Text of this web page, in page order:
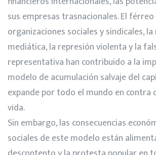
sus empresas trasnacionales. El
organizaciones sociales y sindicales,
mediática, la represión violenta y la
representativa han contribuido a la
modelo de acumulación salvaje del
expande por todo el mundo en contra
vida.
Sin embargo, las consecuencias
sociales de este modelo están